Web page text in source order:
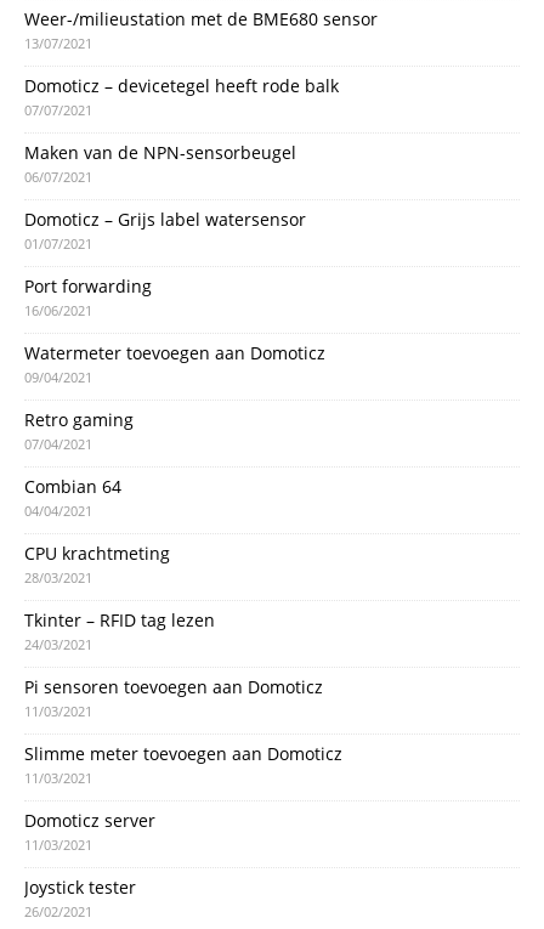
Weer-/milieustation met de BME680 sensor
13/07/2021
Domoticz – devicetegel heeft rode balk
07/07/2021
Maken van de NPN-sensorbeugel
06/07/2021
Domoticz – Grijs label watersensor
01/07/2021
Port forwarding
16/06/2021
Watermeter toevoegen aan Domoticz
09/04/2021
Retro gaming
07/04/2021
Combian 64
04/04/2021
CPU krachtmeting
28/03/2021
Tkinter – RFID tag lezen
24/03/2021
Pi sensoren toevoegen aan Domoticz
11/03/2021
Slimme meter toevoegen aan Domoticz
11/03/2021
Domoticz server
11/03/2021
Joystick tester
26/02/2021